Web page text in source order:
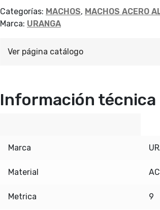
9X1.25
cantidad
Categorías: MACHOS, MACHOS ACERO
Marca: URANGA
Ver página catálogo
Información técnica
Marca
Material
Metrica 9